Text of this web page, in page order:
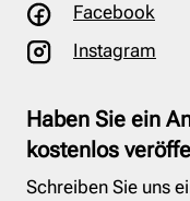
Facebook
Instagram
Haben Sie ein
kostenlos
Schreiben Sie uns